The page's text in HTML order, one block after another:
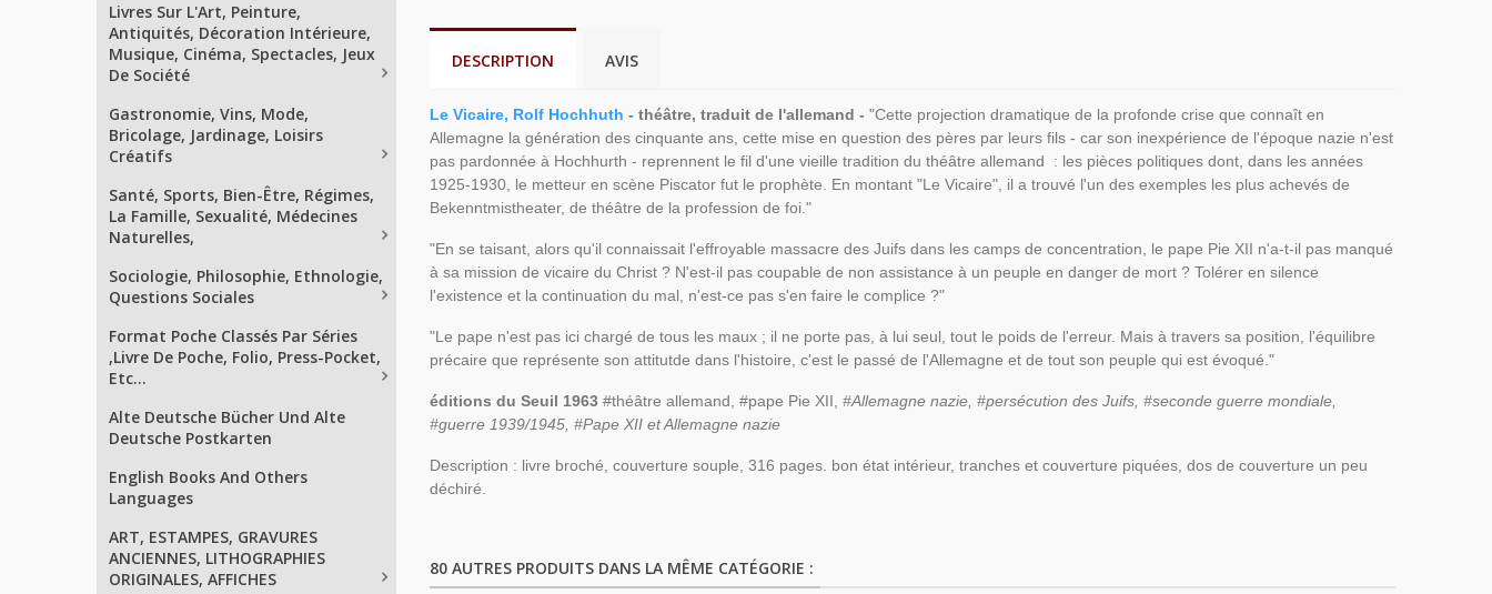
Livres Sur L'Art, Peinture,
Antiquités, Décoration Intérieure,
Musique, Cinéma, Spectacles, Jeux
De Société
Gastronomie, Vins, Mode,
Bricolage, Jardinage, Loisirs
Créatifs
Santé, Sports, Bien-Être, Régimes,
La Famille, Sexualité, Médecines
Naturelles,
Sociologie, Philosophie, Ethnologie,
Questions Sociales
Format Poche Classés Par Séries
,Livre De Poche, Folio, Press-Pocket,
Etc...
Alte Deutsche Bücher Und Alte
Deutsche Postkarten
English Books And Others
Languages
ART, ESTAMPES, GRAVURES
ANCIENNES, LITHOGRAPHIES
ORIGINALES, AFFICHES
DESCRIPTION AVIS
Le Vicaire, Rolf Hochhuth - théâtre, traduit de l'allemand - "Cette projection dramatique de la profonde crise que connaît en
Allemagne la génération des cinquante ans, cette mise en question des pères par leurs fils - car son inexpérience de l'époque nazie n'est
pas pardonnée à Hochhurth - reprennent le fil d'une vieille tradition du théâtre allemand : les pièces politiques dont, dans les années
1925-1930, le metteur en scène Piscator fut le prophète. En montant "Le Vicaire", il a trouvé l'un des exemples les plus achevés de
Bekenntmistheater, de théâtre de la profession de foi."
"En se taisant, alors qu'il connaissait l'effroyable massacre des Juifs dans les camps de concentration, le pape Pie XII n'a-t-il pas manqué
à sa mission de vicaire du Christ ? N'est-il pas coupable de non assistance à un peuple en danger de mort ? Tolérer en silence
l'existence et la continuation du mal, n'est-ce pas s'en faire le complice ?"
"Le pape n'est pas ici chargé de tous les maux ; il ne porte pas, à lui seul, tout le poids de l'erreur. Mais à travers sa position, l'équilibre
précaire que représente son attitutde dans l'histoire, c'est le passé de l'Allemagne et de tout son peuple qui est évoqué."
éditions du Seuil 1963 #théâtre allemand, #pape Pie XII, #Allemagne nazie, #persécution des Juifs, #seconde guerre mondiale,
#guerre 1939/1945, #Pape XII et Allemagne nazie
Description : livre broché, couverture souple, 316 pages. bon état intérieur, tranches et couverture piquées, dos de couverture un peu
déchiré.
80 AUTRES PRODUITS DANS LA MÊME CATÉGORIE :